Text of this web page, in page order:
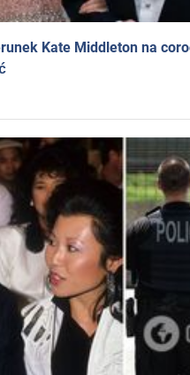
Kate Middleton na